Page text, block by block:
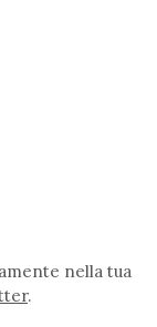
nella tua
.